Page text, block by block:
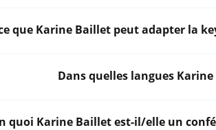
que Karine Baillet peut adapter la
Dans quelles langues
quoi Karine Baillet est-il/elle un